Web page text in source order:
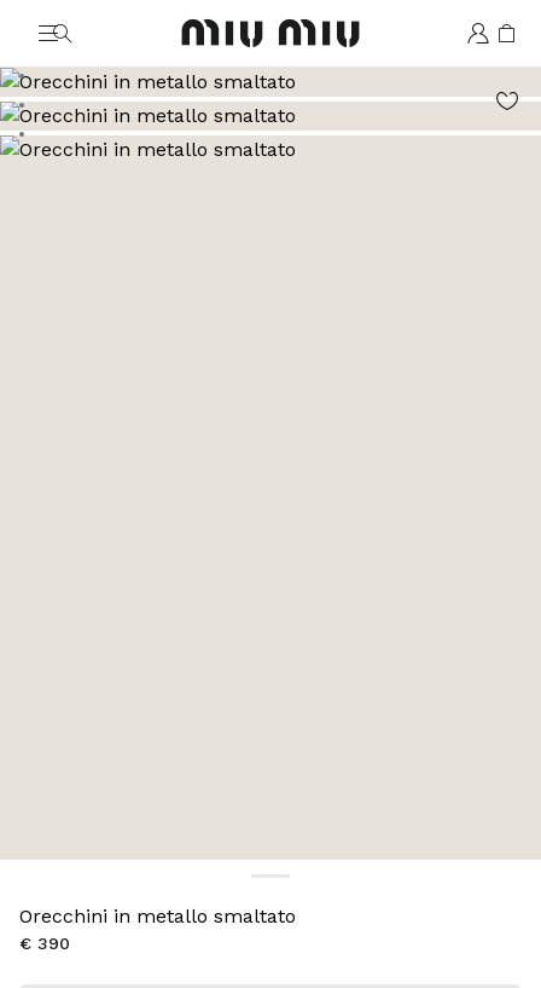
MiuMiu logo
Vai all'immagine 2
Vai all'immagine 3
Vai all'immagine 4
Orecchini in metallo smaltato
€ 390